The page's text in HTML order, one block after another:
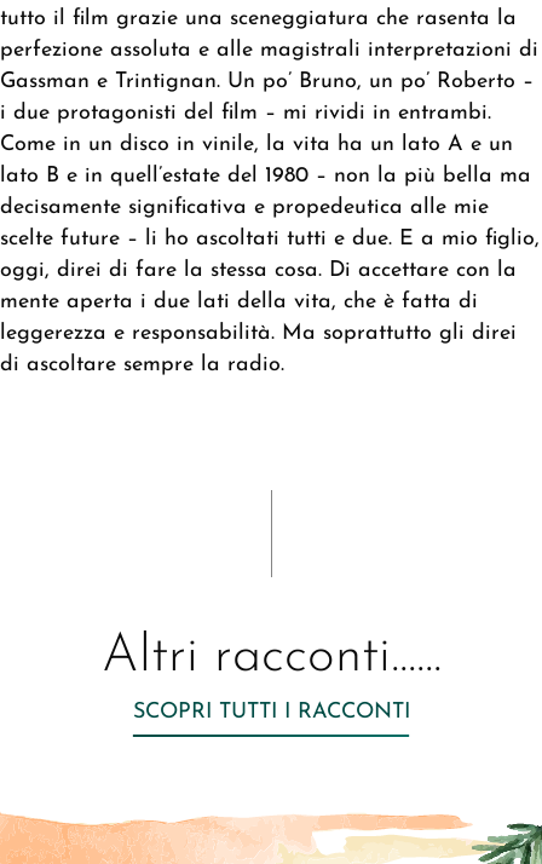
tutto il film grazie una sceneggiatura che rasenta la
perfezione assoluta e alle magistrali interpretazioni di
Gassman e Trintignan. Un po’ Bruno, un po’ Roberto –
i due protagonisti del film – mi rividi in entrambi.
Come in un disco in vinile, la vita ha un lato A e un
lato B e in quell’estate del 1980 – non la più bella ma
decisamente significativa e propedeutica alle mie
scelte future – li ho ascoltati tutti e due. E a mio figlio,
oggi, direi di fare la stessa cosa. Di accettare con la
mente aperta i due lati della vita, che è fatta di
leggerezza e responsabilità. Ma soprattutto gli direi
di ascoltare sempre la radio.
Altri racconti......
SCOPRI TUTTI I RACCONTI